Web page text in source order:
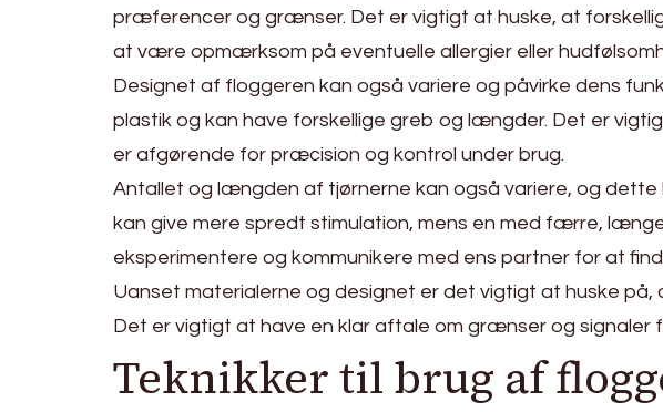
præferencer og grænser. Det er vigtigt at huske, at
at være opmærksom på eventuelle allergier eller
Designet af floggeren kan også variere og påvirke dens
plastik og kan have forskellige greb og længder. Det er
er afgørende for præcision og kontrol under brug.
Antallet og længden af tjørnerne kan også variere, og
kan give mere spredt stimulation, mens en med færre,
eksperimentere og kommunikere med ens partner for at
Uanset materialerne og designet er det vigtigt at huske
Det er vigtigt at have en klar aftale om grænser og signaler
Teknikker til brug af